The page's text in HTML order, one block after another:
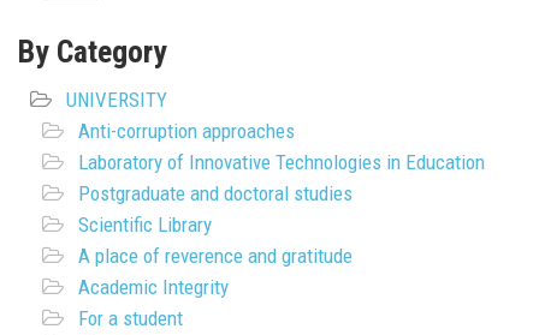
By Category
UNIVERSITY
Anti-corruption approaches
Laboratory of Innovative Technologies in Education
Postgraduate and doctoral studies
Scientific Library
A place of reverence and gratitude
Academic Integrity
For a student